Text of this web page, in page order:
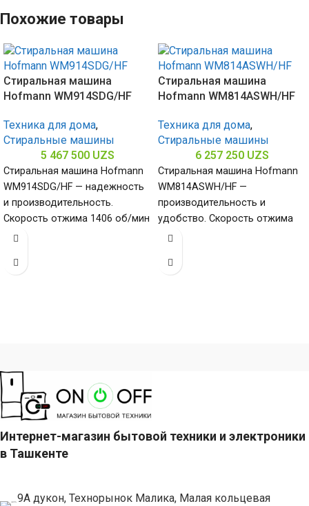
Похожие товары
Стиральная машина
Hofmann WM914SDG/HF
Техника для дома,
Стиральные машины
5 467 500 UZS
Стиральная машина Hofmann
WM914SDG/HF — надежность
и производительность.
Скорость отжима 1406 об/мин
обеспечивает качественный
Стиральная машина
Hofmann WM814ASWH/HF
Техника для дома,
Стиральные машины
6 257 250 UZS
Стиральная машина Hofmann
WM814ASWH/HF —
производительность и
удобство. Скорость отжима
1401 об/мин обеспечивает
(6–10 кг)
Интернет-магазин бытовой техники и электроники
в Ташкенте
9А дукон, Технорынок Малика, Малая кольцевая